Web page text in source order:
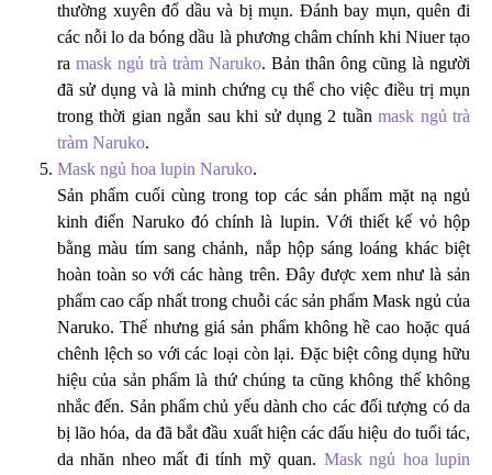
thường xuyên đổ dầu và bị mụn. Đánh bay mụn, quên đi
các nỗi lo da bóng dầu là phương châm chính khi Niuer tạo
ra mask ngủ trà tràm Naruko. Bản thân ông cũng là người
đã sử dụng và là minh chứng cụ thể cho việc điều trị mụn
trong thời gian ngắn sau khi sử dụng 2 tuầnmask ngủ trà
tràm Naruko.
Mask ngủ hoa lupin Naruko.
Sản phẩm cuối cùng trong top các sản phẩm mặt nạ ngủ
kinh điển Naruko đó chính là lupin. Với thiết kế vỏ hộp
bằng màu tím sang chảnh, nắp hộp sáng loáng khác biệt
hoàn toàn so với các hàng trên. Đây được xem như là sản
phẩm cao cấp nhất trong chuỗi các sản phẩm Mask ngủ của
Naruko. Thế nhưng giá sản phẩm không hề cao hoặc quá
chênh lệch so với các loại còn lại. Đặc biệt công dụng hữu
hiệu của sản phẩm là thứ chúng ta cũng không thế không
nhắc đến. Sản phẩm chủ yếu dành cho các đối tượng có da
bị lão hóa, da đã bắt đầu xuất hiện các dấu hiệu do tuổi tác,
da nhăn nheo mất đi tính mỹ quan. Mask ngủ hoa lupin